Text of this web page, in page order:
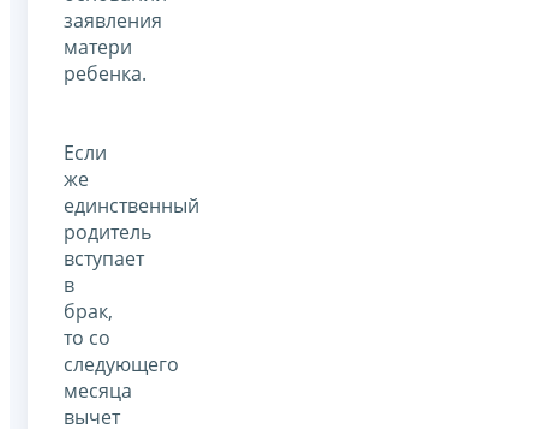
заявления
матери
ребенка.
Если
же
единственный
родитель
вступает
в
брак,
то со
следующего
месяца
вычет